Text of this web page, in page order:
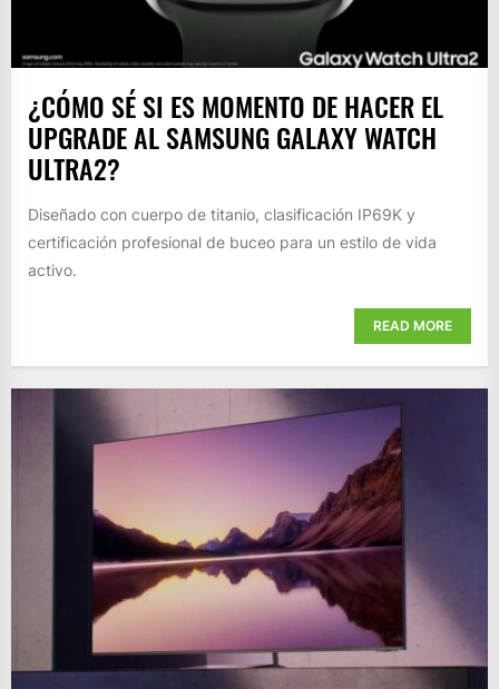
¿CÓMO SÉ SI ES MOMENTO DE HACER EL
UPGRADE AL SAMSUNG GALAXY WATCH
ULTRA2?
Diseñado con cuerpo de titanio, clasificación IP69K y
certificación profesional de buceo para un estilo de vida
activo.
READ MORE